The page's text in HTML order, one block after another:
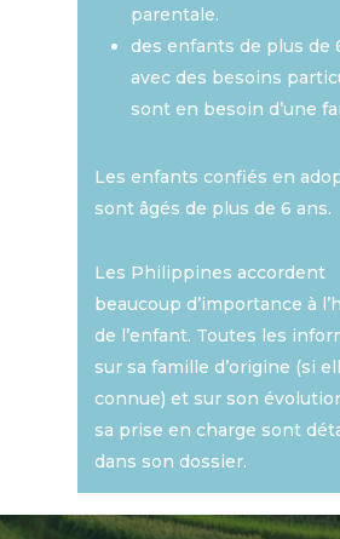
parentale.
des enfants de plus de
avec des besoins
sont en besoin d’une
Les enfants confiés en
sont âgés de plus de 6 ans.
Les Philippines accordent
beaucoup d’importance à
de l’enfant. Toutes les
sur sa famille d’origine (si
connue) et sur son
sa prise en charge sont
dans son dossier.